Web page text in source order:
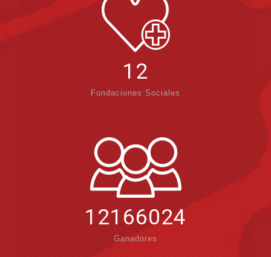
12
Fundaciones Sociales
12166024
Ganadores